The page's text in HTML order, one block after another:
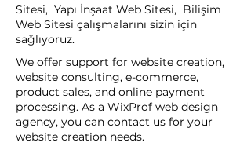
Sitesi, Yapı İnşaat Web Sitesi, Bilişim
Web Sitesi çalışmalarını sizin için
sağlıyoruz.
We offer support for website creation,
website consulting, e-commerce,
product sales, and online payment
processing. As a WixProf web design
agency, you can contact us for your
website creation needs.